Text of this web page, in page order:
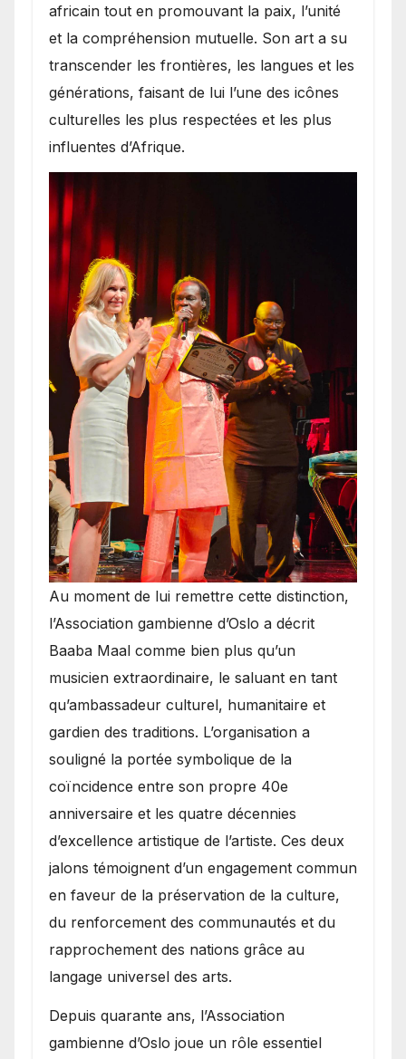
africain tout en promouvant la paix, l’unité
et la compréhension mutuelle. Son art a su
transcender les frontières, les langues et les
générations, faisant de lui l’une des icônes
culturelles les plus respectées et les plus
influentes d’Afrique.
​Au moment de lui remettre cette distinction,
l’Association gambienne d’Oslo a décrit
Baaba Maal comme bien plus qu’un
musicien extraordinaire, le saluant en tant
qu’ambassadeur culturel, humanitaire et
gardien des traditions. L’organisation a
souligné la portée symbolique de la
coïncidence entre son propre 40e
anniversaire et les quatre décennies
d’excellence artistique de l’artiste. Ces deux
jalons témoignent d’un engagement commun
en faveur de la préservation de la culture,
du renforcement des communautés et du
rapprochement des nations grâce au
langage universel des arts.
​Depuis quarante ans, l’Association
gambienne d’Oslo joue un rôle essentiel